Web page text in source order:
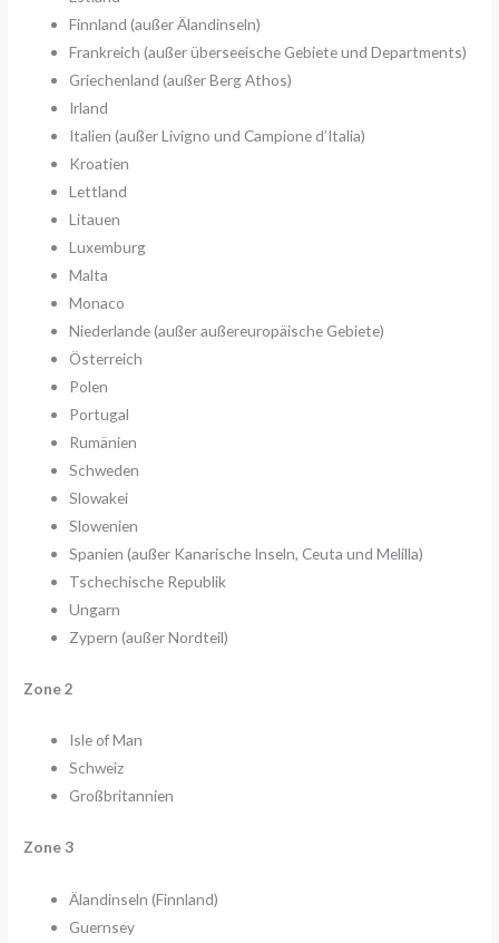
Finnland (außer Älandinseln)
Frankreich (außer überseeische Gebiete und Departments)
Griechenland (außer Berg Athos)
Irland
Italien (außer Livigno und Campione d’Italia)
Kroatien
Lettland
Litauen
Luxemburg
Malta
Monaco
Niederlande (außer außereuropäische Gebiete)
Österreich
Polen
Portugal
Rumänien
Schweden
Slowakei
Slowenien
Spanien (außer Kanarische Inseln, Ceuta und Melilla)
Tschechische Republik
Ungarn
Zypern (außer Nordteil)
Zone 2
Isle of Man
Schweiz
Großbritannien
Zone 3
Älandinseln (Finnland)
Guernsey